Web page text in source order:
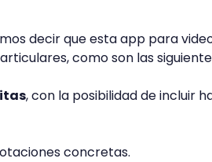
decir que esta app para
como son las
, con la posibilidad de incluir
concretas.